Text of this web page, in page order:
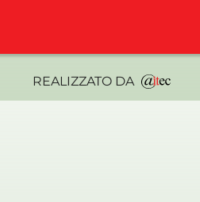
REALIZZATO DA